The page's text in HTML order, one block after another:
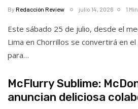
ByRedacción Review julio 14, 2026 1
Este sábado 25 de julio, desde el
Lima en Chorrillos se convertirá en
para…
McFlurry Sublime:
anuncian deliciosa